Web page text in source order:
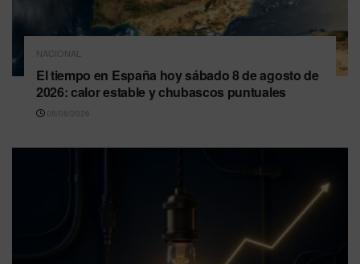
NACIONAL
El tiempo en España hoy sábado 8 de agosto de
2026: calor estable y chubascos puntuales
08/08/2026